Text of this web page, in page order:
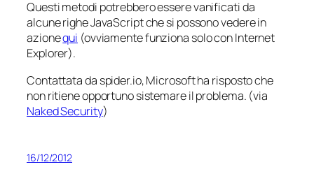
Questi metodi potrebbero essere vanificati da
alcune righe JavaScript che si possono vedere in
azionequi (ovviamente funziona solo con Internet
Explorer).
Contattata da spider.io, Microsoft ha risposto che
non ritiene opportuno sistemare il problema. (via
Naked Security)
16/12/2012